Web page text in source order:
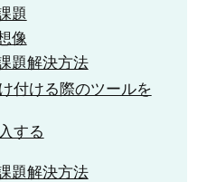
題
像
題解決方法
付ける際のツールを
する
題解決方法